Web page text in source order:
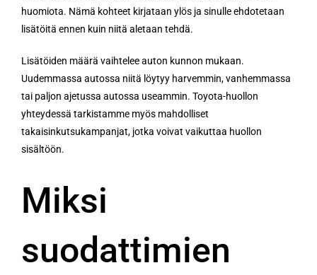
huomiota. Nämä kohteet kirjataan ylös ja sinulle ehdotetaan
lisätöitä ennen kuin niitä aletaan tehdä.
Lisätöiden määrä vaihtelee auton kunnon mukaan.
Uudemmassa autossa niitä löytyy harvemmin, vanhemmassa
tai paljon ajetussa autossa useammin. Toyota-huollon
yhteydessä tarkistamme myös mahdolliset
takaisinkutsukampanjat, jotka voivat vaikuttaa huollon
sisältöön.
Miksi
suodattimien